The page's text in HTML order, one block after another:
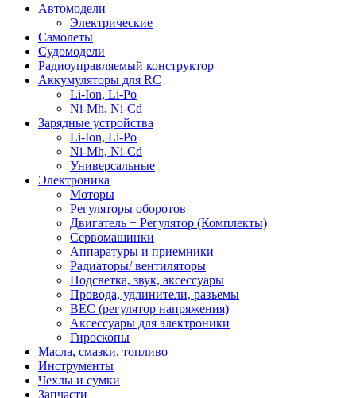
Автомодели
Электрические
Самолеты
Судомодели
Радиоуправляемый конструктор
Аккумуляторы для RC
Li-Ion, Li-Po
Ni-Mh, Ni-Cd
Зарядные устройства
Li-Ion, Li-Po
Ni-Mh, Ni-Cd
Универсальные
Электроника
Моторы
Регуляторы оборотов
Двигатель + Регулятор (Комплекты)
Сервомашинки
Аппаратуры и приемники
Радиаторы/ вентиляторы
Подсветка, звук, аксессуары
Провода, удлинители, разъемы
BEC (регулятор напряжения)
Аксессуары для электроники
Гироскопы
Масла, смазки, топливо
Инструменты
Чехлы и сумки
Запчасти